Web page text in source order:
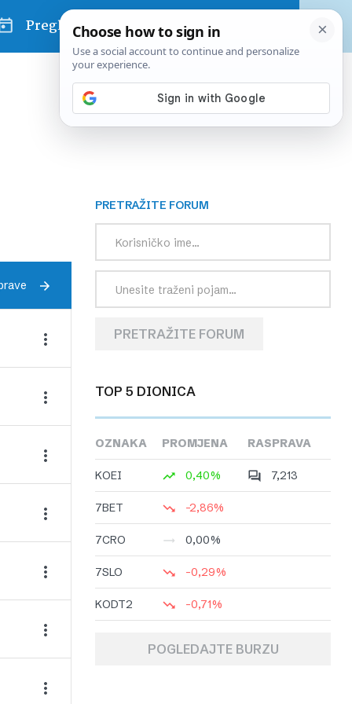
Pregled dana
PRETRAŽITE FORUM
PRETRAŽITE FORUM
TOP 5 DIONICA
OZNAKA PROMJENA RASPRAVA
KOEI 0,40% 7,213
7BET -2,86%
7CRO 0,00%
7SLO -0,29%
KODT2 -0,71%
POGLEDAJTE BURZU